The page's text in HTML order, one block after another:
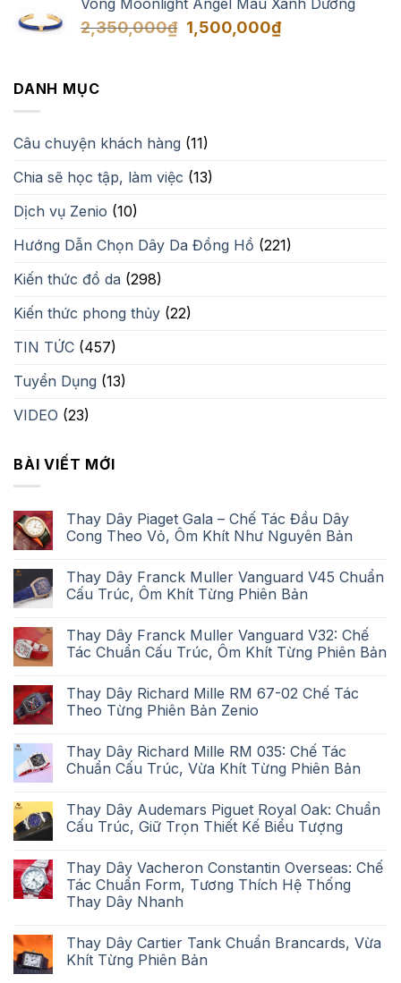
Vòng Moonlight Angel Màu Xanh Dương
2,350,000₫ Giá
1,500,000₫Giá
DANH MỤC
Câu chuyện khách hàng (11)
Chia sẽ học tập, làm việc (13)
Dịch vụ Zenio (10)
Hướng Dẫn Chọn Dây Da Đồng Hồ (221)
Kiến thức đồ da (298)
Kiến thức phong thủy (22)
TIN TỨC (457)
Tuyển Dụng (13)
VIDEO (23)
BÀI VIẾT MỚI
Thay Dây Piaget Gala – Chế Tác Đầu Dây
Cong Theo Vỏ, Ôm Khít Như Nguyên Bản
Thay Dây Franck Muller Vanguard V45 Chuẩn
Cấu Trúc, Ôm Khít Từng Phiên Bản
Thay Dây Franck Muller Vanguard V32: Chế
Tác Chuẩn Cấu Trúc, Ôm Khít Từng Phiên Bản
Thay Dây Richard Mille RM 67-02 Chế Tác
Theo Từng Phiên Bản Zenio
Thay Dây Richard Mille RM 035: Chế Tác
Chuẩn Cấu Trúc, Vừa Khít Từng Phiên Bản
Thay Dây Audemars Piguet Royal Oak: Chuẩn
Cấu Trúc, Giữ Trọn Thiết Kế Biểu Tượng
Thay Dây Vacheron Constantin Overseas: Chế
Tác Chuẩn Form, Tương Thích Hệ Thống
Thay Dây Nhanh
Thay Dây Cartier Tank Chuẩn Brancards, Vừa
Khít Từng Phiên Bản